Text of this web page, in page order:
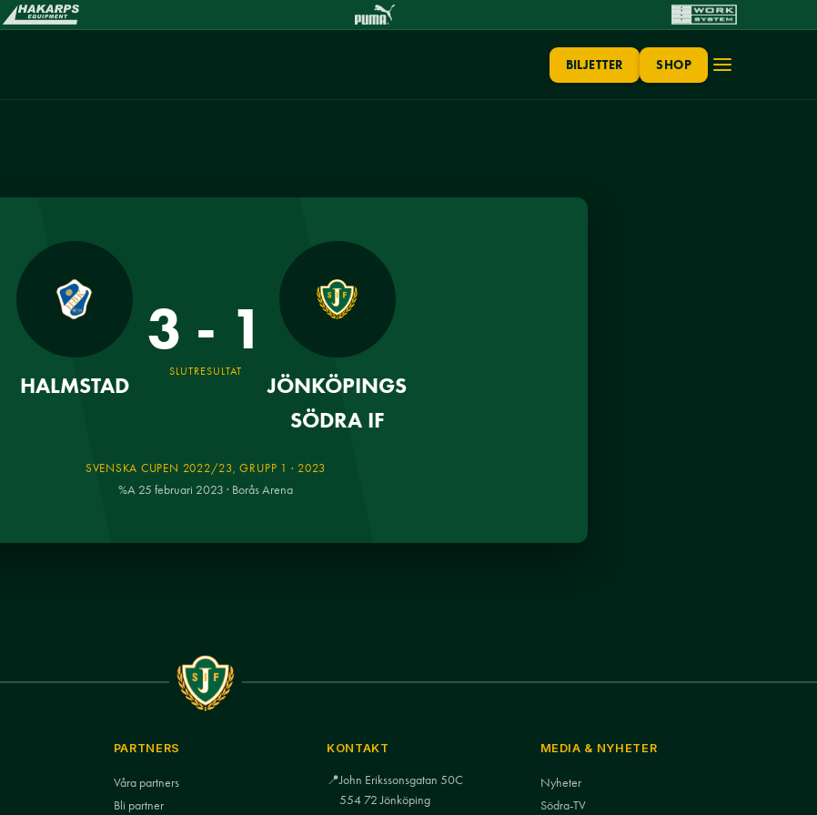
BILJETTER SHOP
HALMSTAD
3 - 1
SLUTRESULTAT
JÖNKÖPINGS
SÖDRA IF
SVENSKA CUPEN 2022/23, GRUPP 1 · 2023
%A 25 februari 2023 · Borås Arena
PARTNERS
Våra partners
Bli partner
KONTAKT
📍John Erikssonsgatan 50C
554 72 Jönköping
MEDIA & NYHETER
Nyheter
Södra-TV